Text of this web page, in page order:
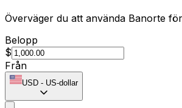
Överväger du att använda Banorte
Belopp
$
Från
USD - US-dollar